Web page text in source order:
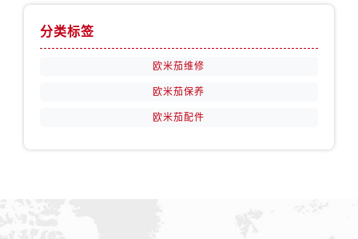
安徽省铜陵市铜官区石城大道欧米茄售后服务中心（需提前预约）
分类标签
欧米茄维修
欧米茄保养
欧米茄配件